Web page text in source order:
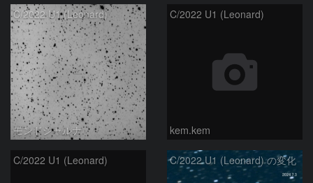
C/2022 U1 (Leonard)
モンドシャルナ
C/2022 U1 (Leonard)
kem.kem
C/2022 U1 (Leonard) C/2022 U1 (Leonard) の変化